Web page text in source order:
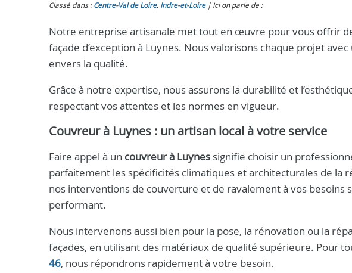
Classé dans : Centre-Val de Loire, Indre‑et‑Loire Ici on parle de :
Notre entreprise artisanale met tout en œuvre pour vous offrir
façade d’exception à Luynes. Nous valorisons chaque projet
envers la qualité.
Grâce à notre expertise, nous assurons la durabilité et
respectant vos attentes et les normes en vigueur.
Couvreur à Luynes : un artisan local à votre service
Faire appel à un couvreur à Luynes signifie choisir un
parfaitement les spécificités climatiques et architecturales de la
nos interventions de couverture et de ravalement à vos besoins
performant.
Nous intervenons aussi bien pour la pose, la rénovation ou la
façades, en utilisant des matériaux de qualité supérieure. Pour
46, nous répondrons rapidement à votre besoin.